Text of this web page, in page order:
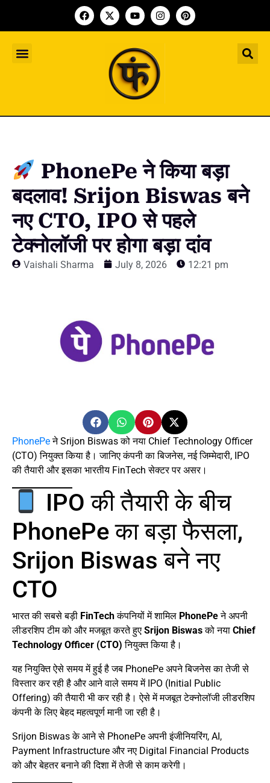
PhonePe ने किया बड़ा
बदलाव! Srijon Biswas बने
नए CTO, IPO से पहले
टेक्नोलॉजी पर होगा बड़ा दांव
Vaishali Sharma July 8, 2026 12:21 pm
PhonePeने Srijon Biswas को नया Chief Technology Officer
(CTO) नियुक्त किया है। जानिए कंपनी का बिजनेस, नई जिम्मेदारी, IPO
की तैयारी और इसका भारतीय FinTech सेक्टर पर असर।
IPO की तैयारी के बीच
PhonePe का बड़ा फैसला,
Srijon Biswas बने नए
CTO
भारत की सबसे बड़ी FinTechकंपनियों में शामिल PhonePeने अपनी
लीडरशिप टीम को और मजबूत करते हुए Srijon Biswasको नया Chief
Technology Officer (CTO) नियुक्त किया है।
यह नियुक्ति ऐसे समय में हुई है जब PhonePe अपने बिजनेस का तेजी से
विस्तार कर रही है और आने वाले समय में IPO (Initial Public
Offering) की तैयारी भी कर रही है। ऐसे में मजबूत टेक्नोलॉजी लीडरशिप
कंपनी के लिए बेहद महत्वपूर्ण मानी जा रही है।
Srijon Biswas के आने से PhonePe अपनी इंजीनियरिंग, AI,
Payment Infrastructure और नए Digital Financial Products
को और बेहतर बनाने की दिशा में तेजी से काम करेगी।